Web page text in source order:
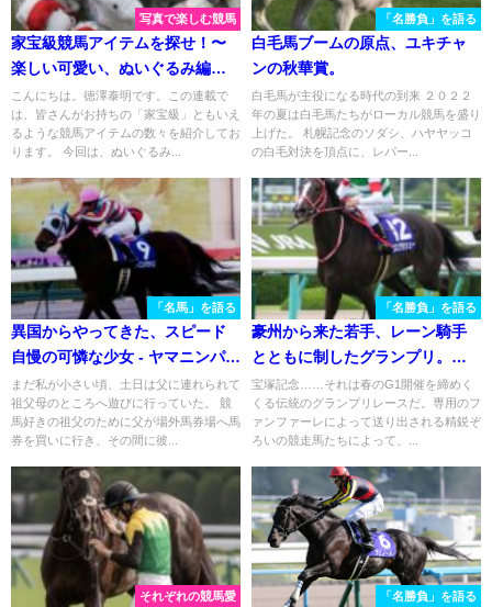
写真で楽しむ競馬
家宝級競馬アイテムを探せ！〜
楽しい可愛い、ぬいぐるみ編
③〜
こんにちは。徳澤泰明です。この連載で
は、皆さんがお持ちの「家宝級」ともいえ
るような競馬アイテムの数々を紹介してお
ります。 今回は、ぬいぐるみ...
「名勝負」を語る
白毛馬ブームの原点、ユキチャ
ンの秋華賞。
白毛馬が主役になる時代の到来 ２０２２
年の夏は白毛馬たちがローカル競馬を盛り
上げた。 札幌記念のソダシ、ハヤヤッコ
の白毛対決を頂点に、レパー...
「名馬」を語る
異国からやってきた、スピード
自慢の可憐な少女 - ヤマニンパラ
ダイス
まだ私が小さい頃、土日は父に連れられて
祖父母のところへ遊びに行っていた。 競
馬好きの祖父のために父が場外馬券場へ馬
券を買いに行き、その間に彼...
「名勝負」を語る
豪州から来た若手、レーン騎手
とともに制したグランプリ。リ
スグラシューが強豪牡馬たちを
撃破した2019年の宝塚記念
宝塚記念……それは春のG1開催を締めく
くる伝統のグランプリレースだ。専用のフ
ァンファーレによって送り出される精鋭ぞ
ろいの競走馬たちによって、...
それぞれの競馬愛 「名勝負」を語る